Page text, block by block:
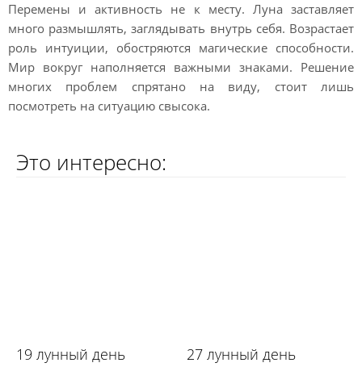
Перемены и активность не к месту. Луна заставляет
много размышлять, заглядывать внутрь себя. Возрастает
роль интуиции, обостряются магические способности.
Мир вокруг наполняется важными знаками. Решение
многих проблем спрятано на виду, стоит лишь
посмотреть на ситуацию свысока.
Это интересно:
19 лунный день 27 лунный день